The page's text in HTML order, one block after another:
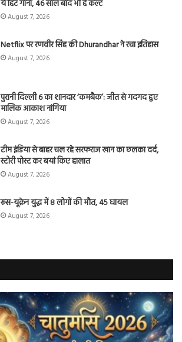
ये हिट गाना, 46 साल बाद भी है कल्ट
August 7, 2026
Netflix पर रणवीर सिंह की Dhurandhar ने रचा इतिहास
August 7, 2026
पुरानी दिल्ली 6 का शानदार ‘कमबैक’: जीत से गदगद हुए
मालिक आकाश नांगिया
August 7, 2026
टीम इंडिया से बाहर चल रहे सरफराज खान का छलका दर्द,
स्टोरी पोस्ट कर बयां किए हालात
August 7, 2026
रूस-यूक्रेन युद्ध में 8 लोगों की मौत, 45 घायल
August 7, 2026